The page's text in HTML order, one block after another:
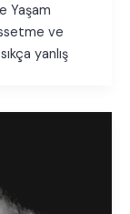
Yaşam
ve
yanlış